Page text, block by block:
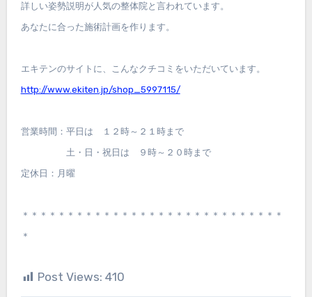
詳しい姿勢説明が人気の整体院と言われています。
あなたに合った施術計画を作ります。
エキテンのサイトに、こんなクチコミをいただいています。
http://www.ekiten.jp/shop_5997115/
営業時間：平日は １２時～２１時まで
土・日・祝日は ９時～２０時まで
定休日：月曜
＊＊＊＊＊＊＊＊＊＊＊＊＊＊＊＊＊＊＊＊＊＊＊＊＊＊＊＊＊
＊
Post Views: 410